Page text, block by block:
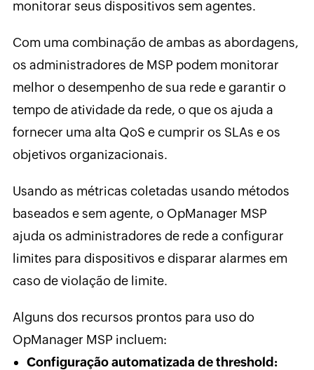
monitorar seus dispositivos sem agentes.
Com uma combinação de ambas as abordagens,
os administradores de MSP podem monitorar
melhor o desempenho de sua rede e garantir o
tempo de atividade da rede, o que os ajuda a
fornecer uma alta QoS e cumprir os SLAs e os
objetivos organizacionais.
Usando as métricas coletadas usando métodos
baseados e sem agente, o OpManager MSP
ajuda os administradores de rede a configurar
limites para dispositivos e disparar alarmes em
caso de violação de limite.
Alguns dos recursos prontos para uso do
OpManager MSP incluem:
Configuração automatizada de threshold: